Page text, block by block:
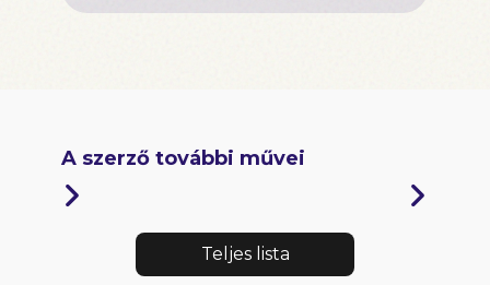
A szerző további művei
Teljes lista